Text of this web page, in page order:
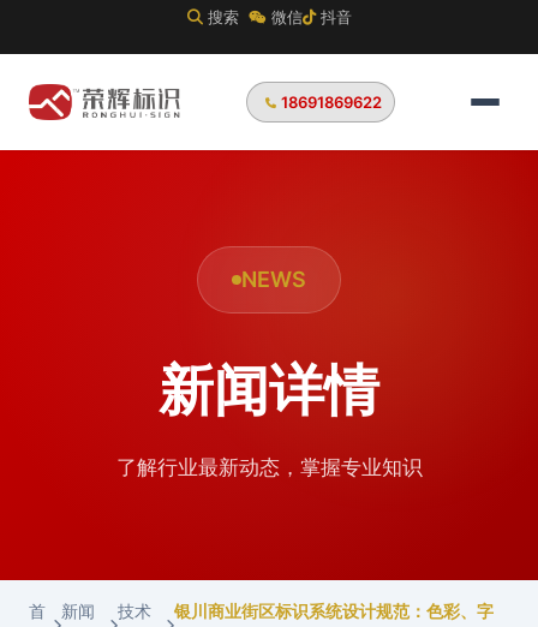
搜索 微信 抖音
18691869622
NEWS
新闻详情
了解行业最新动态，掌握专业知识
首
新闻
技术
银川商业街区标识系统设计规范：色彩、字